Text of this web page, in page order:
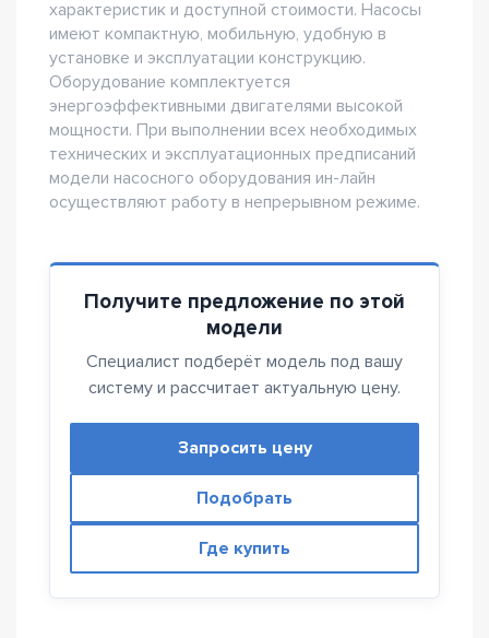
характеристик и доступной стоимости. Насосы
имеют компактную, мобильную, удобную в
установке и эксплуатации конструкцию.
Оборудование комплектуется
энергоэффективными двигателями высокой
мощности. При выполнении всех необходимых
технических и эксплуатационных предписаний
модели насосного оборудования ин-лайн
осуществляют работу в непрерывном режиме.
Получите предложение по этой
модели
Специалист подберёт модель под вашу
систему и рассчитает актуальную цену.
Запросить цену
Подобрать
Где купить